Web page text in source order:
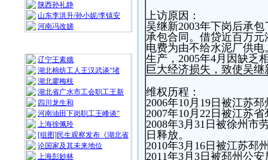
陕西孙礼静
山东李洪升/孙小妮/李镇安
河南冯改娣
辽宁王素娥
湖北棉纺工人王汉武谈“堵
湖北廖梅枝
湖北省广水市工会职工王新
四川龙生和
河南油田下岗职工王峰谈“
上海徐佩玲
[组图]民生观察发布《湖北省
论国家及其未来地位
上海彭妙林⁩
上访原因：
吴继新2003年下岗后承
承包合同。借贷近百万
电费为由不给水泥厂供
生产，2005年4月因缺乏
巨大经济损失，致使吴
维权历程：
2006年10月19日被江苏
2007年10月22日被江苏
2008年3月31日被徐州市
日释放。
2010年3月16日被江苏邳
2011年3月3日被邳州公